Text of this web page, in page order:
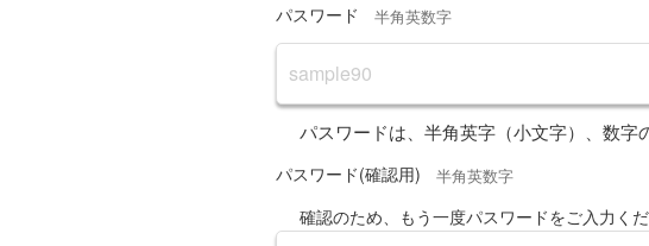
２．契約者が入力したご連絡先・パスワードと
約者の意思によるものとみなします。
第5条 セキュリティ対策
契約者は、契約者が利用するコンピューター
１．契約者は、本サービスの利用にあたり、本
パスワード 半角英数字
パスワードは、半角英字（小文字）、数字
パスワード(確認用) 半角英数字
確認のため、もう一度パスワードをご入力くだ